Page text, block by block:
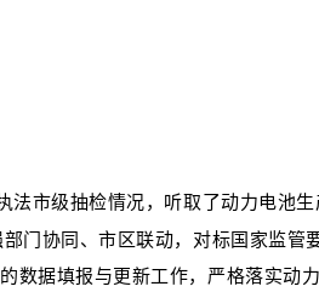
市级抽检情况，听取了动力电池
门协同、市区联动，对标国家监管
数据填报与更新工作，严格落实动